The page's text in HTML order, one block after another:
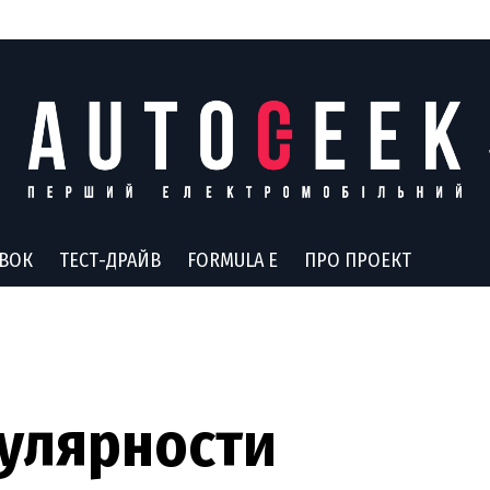
ТЕСТ-ДРАЙВ FORMULA E ПРО ПРОЕКТ